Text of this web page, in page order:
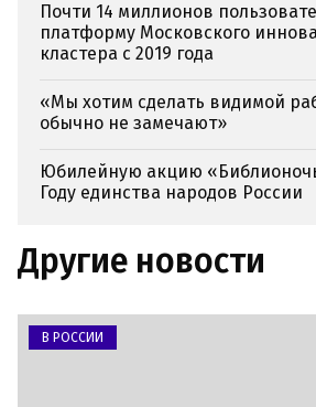
Почти 14 миллионов
платформу Московского
кластера с 2019 года
«Мы хотим сделать видимой
обычно не замечают»
Юбилейную акцию
Году единства народов России
Другие новости
В РОССИИ